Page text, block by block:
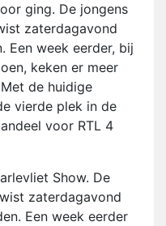
ging. De jongens
zaterdagavond
Een week eerder, bij
keken er meer
de huidige
vierde plek in de
voor RTL 4
Show. De
zaterdagavond
Een week eerder